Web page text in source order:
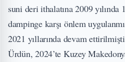
suni deri ithalatına 2009
dampinge karşı önlem
2021 yıllarında devam
Ürdün, 2024’te Kuzey